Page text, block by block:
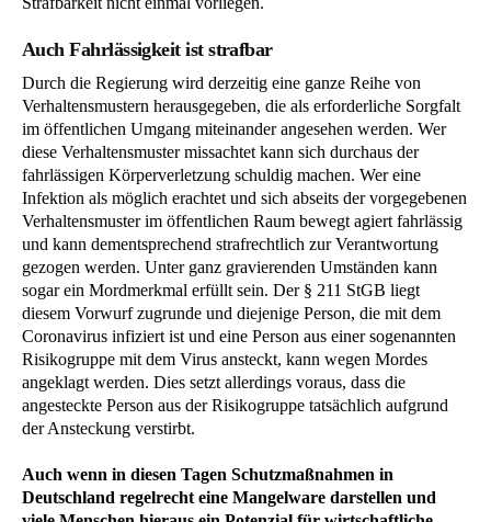
Auch Fahrlässigkeit ist strafbar
Durch die Regierung wird derzeitig eine ganze Reihe von
Verhaltensmustern herausgegeben, die als erforderliche Sorgfalt
im öffentlichen Umgang miteinander angesehen werden. Wer
diese Verhaltensmuster missachtet kann sich durchaus der
fahrlässigen Körperverletzung schuldig machen. Wer eine
Infektion als möglich erachtet und sich abseits der vorgegebenen
Verhaltensmuster im öffentlichen Raum bewegt agiert fahrlässig
und kann dementsprechend strafrechtlich zur Verantwortung
gezogen werden. Unter ganz gravierenden Umständen kann
sogar ein Mordmerkmal erfüllt sein. Der § 211 StGB liegt
diesem Vorwurf zugrunde und diejenige Person, die mit dem
Coronavirus infiziert ist und eine Person aus einer sogenannten
Risikogruppe mit dem Virus ansteckt, kann wegen Mordes
angeklagt werden. Dies setzt allerdings voraus, dass die
angesteckte Person aus der Risikogruppe tatsächlich aufgrund
der Ansteckung verstirbt.
Auch wenn in diesen Tagen Schutzmaßnahmen in
Deutschland regelrecht eine Mangelware darstellen und